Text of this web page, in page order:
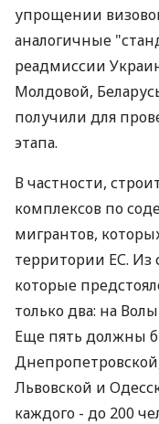
упрощении
аналогичные
реадмиссии
Молдовой,
получили для
этапа.
В частности,
комплексов по
мигрантов,
территории ЕС. Из
которые
только два: на
Еще пять должны
Львовской и
каждого - до 200